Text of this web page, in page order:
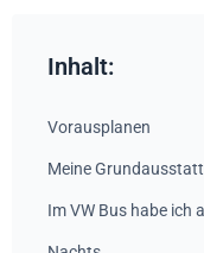
Inhalt:
Vorausplanen
Meine
Im VW Bus habe ich